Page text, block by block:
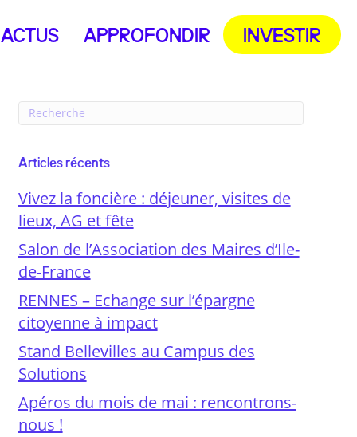
ACTUS APPROFONDIR INVESTIR
Articles récents
Vivez la foncière : déjeuner, visites de
lieux, AG et fête
Salon de l’Association des Maires d’Ile-
de-France
RENNES – Echange sur l’épargne
citoyenne à impact
Stand Bellevilles au Campus des
Solutions
Apéros du mois de mai : rencontrons-
nous !